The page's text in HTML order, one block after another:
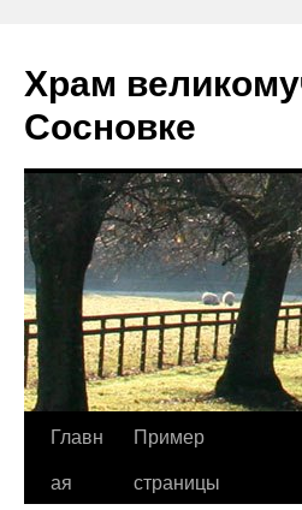
Храм
Сосновке
Перейти
Главн
ая
Пример
страницы